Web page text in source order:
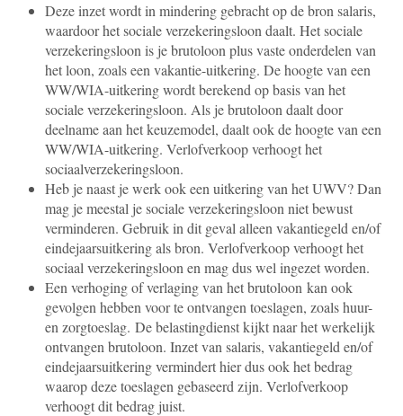
Deze inzet wordt in mindering gebracht op de bron salaris,
waardoor het sociale verzekeringsloon daalt. Het sociale
verzekeringsloon is je brutoloon plus vaste onderdelen van
het loon, zoals een vakantie-uitkering. De hoogte van een
WW/WIA-uitkering wordt berekend op basis van het
sociale verzekeringsloon. Als je brutoloon daalt door
deelname aan het keuzemodel, daalt ook de hoogte van een
WW/WIA-uitkering. Verlofverkoop verhoogt het
sociaalverzekeringsloon.
Heb je naast je werk ook een uitkering van het UWV? Dan
mag je meestal jesociale verzekeringsloon niet bewust
verminderen. Gebruik in dit geval alleen vakantiegeld en/of
eindejaarsuitkering als bron. Verlofverkoop verhoogt het
sociaal verzekeringsloon en mag dus wel ingezet worden.
Een verhoging of verlaging van het brutoloon kan ook
gevolgen hebben voor te ontvangen toeslagen, zoals huur-
en zorgtoeslag. De belastingdienst kijkt naar het werkelijk
ontvangen brutoloon. Inzet van salaris, vakantiegeld en/of
eindejaarsuitkering vermindert hier dus ook het bedrag
waarop deze toeslagen gebaseerd zijn. Verlofverkoop
verhoogt dit bedrag juist.